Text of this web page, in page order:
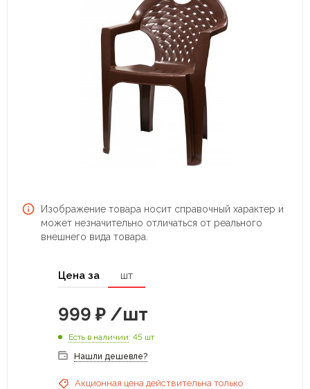
Изображение товара носит справочный характер и
может незначительно отличаться от реального
внешнего вида товара.
Цена за шт
999 ₽ /шт
Есть в наличии: 45 шт
Нашли дешевле?
Акционная цена действительна только